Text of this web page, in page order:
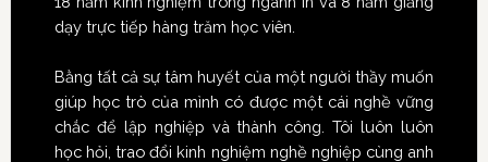
dạy trực tiếp hàng trăm học viên.
Bằng tất cả sự tâm huyết của một người thầy muốn
giúp học trò của mình có được một cái nghề vững
chắc để lập nghiệp và thành công. Tôi luôn luôn
học hỏi, trao đổi kinh nghiệm nghề nghiệp cùng anh